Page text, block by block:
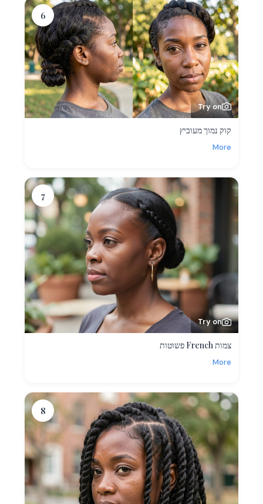
6
Try on
קוק נמוך מעוביץ
More
7
Try on
צמות French פשוטות
More
8